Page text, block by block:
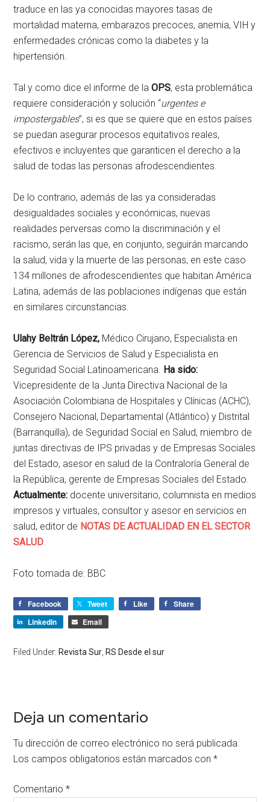
traduce en las ya conocidas mayores tasas de
mortalidad materna, embarazos precoces, anemia, VIH y
enfermedades crónicas como la diabetes y la
hipertensión.
Tal y como dice el informe de la OPS, esta problemática
requiere consideración y solución “urgentes e
impostergables”, si es que se quiere que en estos países
se puedan asegurar procesos equitativos reales,
efectivos e incluyentes que garanticen el derecho a la
salud de todas las personas afrodescendientes.
De lo contrario, además de las ya consideradas
desigualdades sociales y económicas, nuevas
realidades perversas como la discriminación y el
racismo, serán las que, en conjunto, seguirán marcando
la salud, vida y la muerte de las personas, en este caso
134 millones de afrodescendientes que habitan América
Latina, además de las poblaciones indígenas que están
en similares circunstancias.
Ulahy Beltrán López, Médico Cirujano, Especialista en
Gerencia de Servicios de Salud y Especialista en
Seguridad Social Latinoamericana. Ha sido:
Vicepresidente de la Junta Directiva Nacional de la
Asociación Colombiana de Hospitales y Clínicas (ACHC),
Consejero Nacional, Departamental (Atlántico) y Distrital
(Barranquilla), de Seguridad Social en Salud, miembro de
juntas directivas de IPS privadas y de Empresas Sociales
del Estado, asesor en salud de la Contraloría General de
la República, gerente de Empresas Sociales del Estado.
Actualmente: docente universitario, columnista en medios
impresos y virtuales, consultor y asesor en servicios en
salud, editor de NOTAS DE ACTUALIDAD EN EL SECTOR
SALUD
Foto tomada de: BBC
Facebook Tweet Like
Share
LinkedIn
Email
Filed Under: Revista Sur RS Desde el sur
Deja un comentario
Tu dirección de correo electrónico no será publicada.
Los campos obligatorios están marcados con*
Comentario*